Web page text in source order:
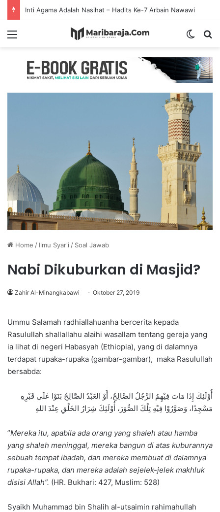
Inti Agama Adalah Nasihat – Hadits Ke-7 Arbain Nawawi
Home / Ilmu Syar'i / Soal Jawab
Nabi Dikuburkan di Masjid?
Zahir Al-Minangkabawi Oktober 27, 2019
Ummu Salamah radhiallahuanha bercerita kepada
Rasulullah shallallahu alaihi wasallam tentang gereja yang
ia lihat di negeri Habasyah (Ethiopia), yang di dalamnya
terdapat rupaka-rupaka (gambar-gambar), maka Rasulullah
bersabda:
أُوْلَئِكَ إِذَا مَاتَ فِيْهِمُ الرَّجُلُ الصَّالِحُ، أَوْ العَبْدُ الصَّالِحُ بَنَوْا عَلَى قَبْرِهِ
مَسْجِدًا، وَصَوَّرُوْا فِيْهِ تِلْكَ الصُّوَرَ، أُوْلَئِكَ شِرَارُ الخَلْقِ عِنْدَ اللهِ
”Mereka itu, apabila ada orang yang shaleh atau hamba
yang shaleh meninggal, mereka bangun di atas kuburannya
sebuah tempat ibadah, dan mereka membuat di dalamnya
rupaka-rupaka, dan mereka adalah sejelek-jelek makhluk
disisi Allah”. (HR. Bukhari: 427, Muslim: 528)
Syaikh Muhammad bin Shalih al-utsaimin rahimahullah